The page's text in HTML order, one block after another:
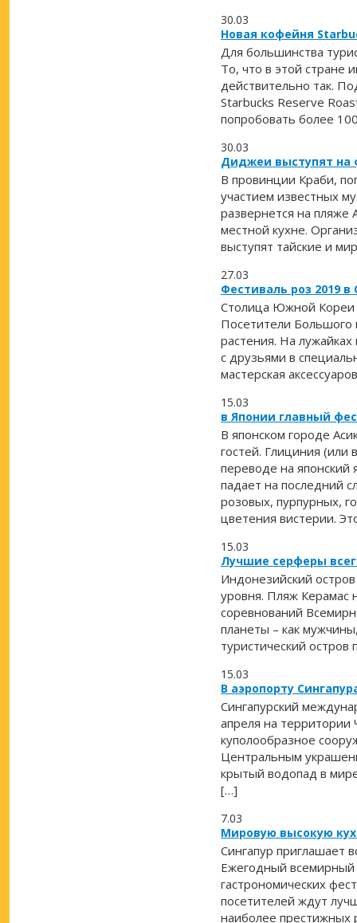
30.03
Новая кофейня
Для большинства
То, что в этой стране
действительно так.
Starbucks Reserve
попробовать более
30.03
Диджеи выступят на
В провинции Краби,
участием известных
развернется на пляже
местной кухне.
выступят тайские и
27.03
Фестиваль роз 2019 в
Столица Южной Кореи
Посетители Большого
растения. На
с друзьями в
мастерская
15.03
в Японии главный
В японском городе
гостей. Глициния
переводе на японский
падает на последний
розовых, пурпурных,
цветения вистерии.
15.03
Лучшие серферы
Индонезийский
уровня. Пляж Керамас
соревнований
планеты – как
туристический
15.03
В аэропорту
Сингапурский
апреля на территории
куполообразное
Центральным
крытый водопад в
[…]
7.03
Мировую высокую
Сингапур приглашает
Ежегодный всемирный
гастрономических
посетителей ждут
наиболее престижных